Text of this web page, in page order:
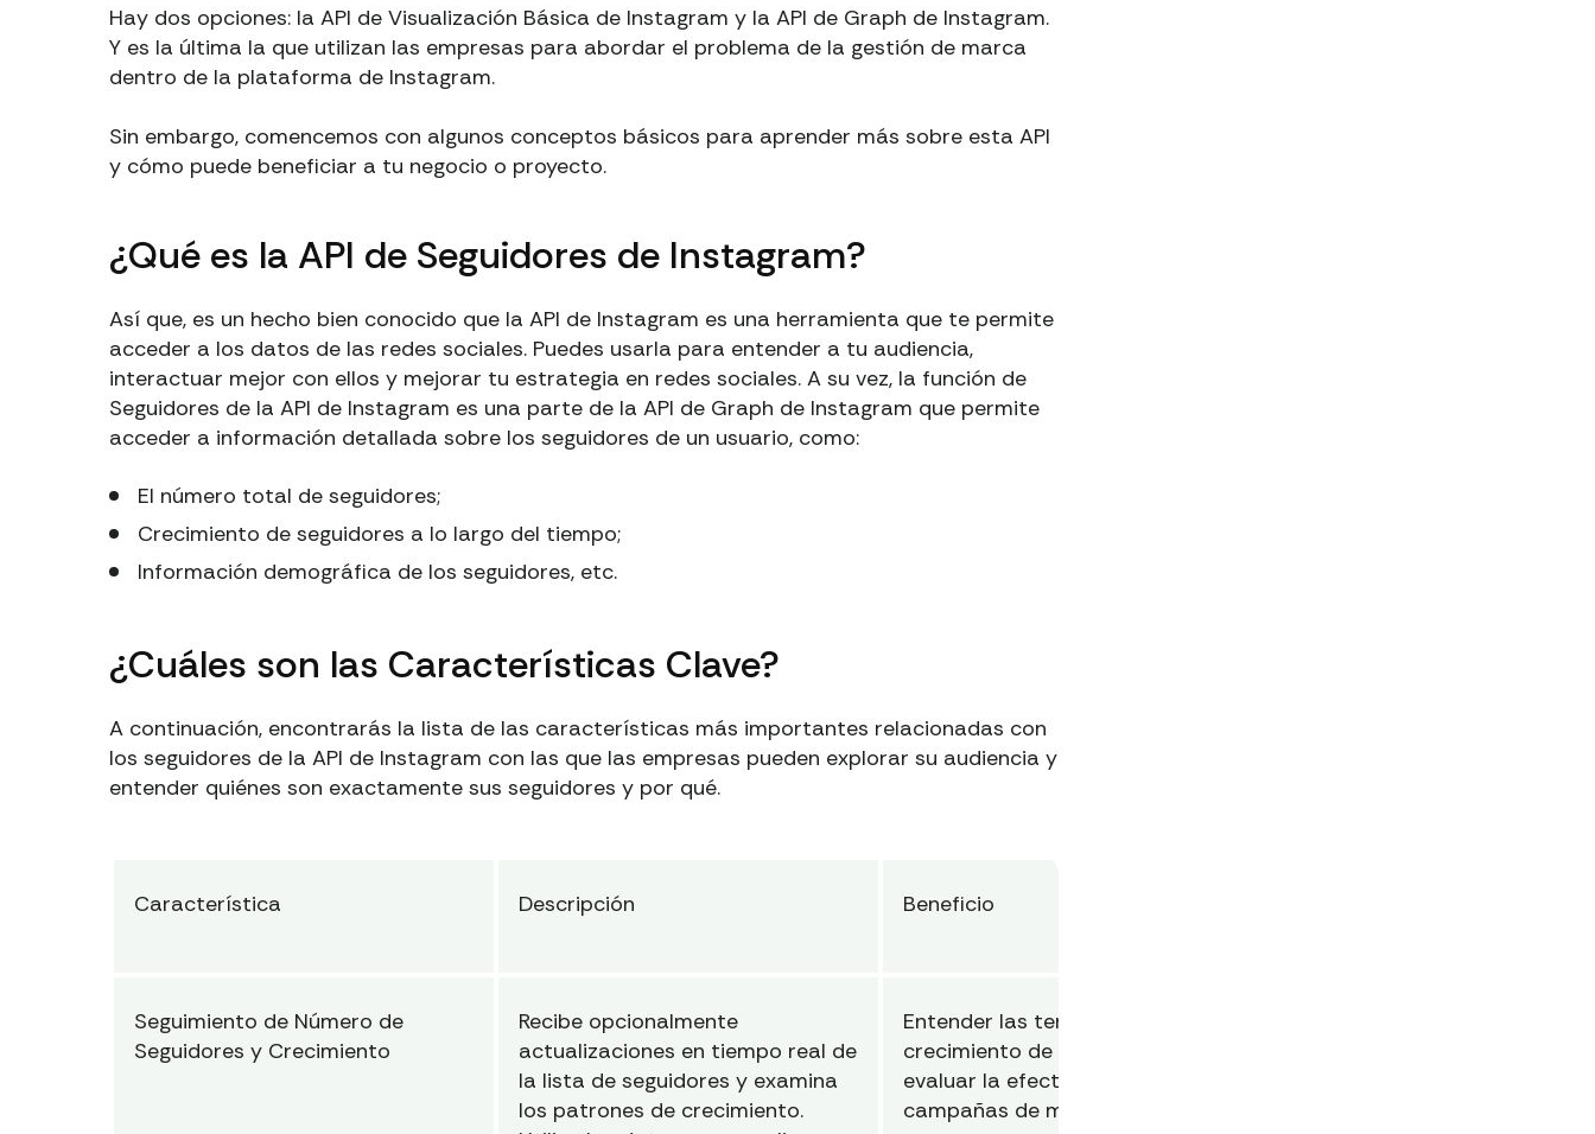
Hay dos opciones: la API de Visualización Básica de Instagram y la API de Graph de Instagram.
Y es la última la que utilizan las empresas para abordar el problema de la gestión de marca
dentro de la plataforma de Instagram.
Sin embargo, comencemos con algunos conceptos básicos para aprender más sobre esta API
y cómo puede beneficiar a tu negocio o proyecto.
¿Qué es la API de Seguidores de Instagram?
Así que, es un hecho bien conocido que la API de Instagram es una herramienta que te permite
acceder a los datos de las redes sociales. Puedes usarla para entender a tu audiencia,
interactuar mejor con ellos y mejorar tu estrategia en redes sociales. A su vez, la función de
Seguidores de la API de Instagram es una parte de la API de Graph de Instagram que permite
acceder a información detallada sobre los seguidores de un usuario, como:
El número total de seguidores;
Crecimiento de seguidores a lo largo del tiempo;
Información demográfica de los seguidores, etc.
¿Cuáles son las Características Clave?
A continuación, encontrarás la lista de las características más importantes relacionadas con
los seguidores de la API de Instagram con las que las empresas pueden explorar su audiencia y
entender quiénes son exactamente sus seguidores y por qué.
Característica Descripción Beneficio
Seguimiento de Número de
Seguidores y Crecimiento
Recibe opcionalmente
actualizaciones en tiempo real de
la lista de seguidores y examina
los patrones de crecimiento.
Entender las tendencias de
crecimiento de seguidores y
evaluar la efectividad de las
campañas de marketing.